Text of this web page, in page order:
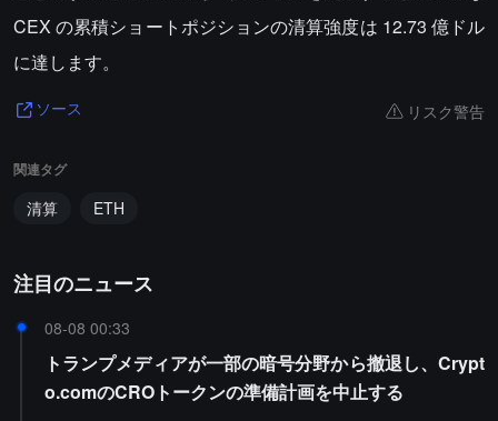
CEX の累積ショートポジションの清算強度は 12.73 億ドル
に達します。
ソース リスク警告
関連タグ
清算 ETH
注目のニュース
08-08 00:33
トランプメディアが一部の暗号分野から撤退し、Crypt
o.comのCROトークンの準備計画を中止する